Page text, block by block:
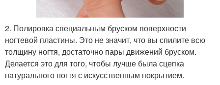
2. Полировка специальным бруском поверхности
ногтевой пластины. Это не значит, что вы спилите всю
толщину ногтя, достаточно пары движений бруском.
Делается это для того, чтобы лучше была сцепка
натурального ногтя с искусственным покрытием.